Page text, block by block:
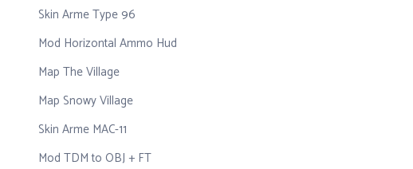
Skin Arme Type 96
Mod Horizontal Ammo Hud
Map The Village
Map Snowy Village
Skin Arme MAC-11
Mod TDM to OBJ + FT